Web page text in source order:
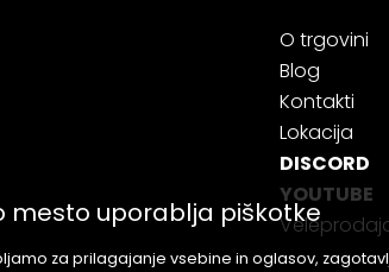
O trgovini
Blog
Kontakti
Lokacija
DISCORD
YOUTUBE
mesto uporablja piškotke
za prilagajanje vsebine in oglasov,